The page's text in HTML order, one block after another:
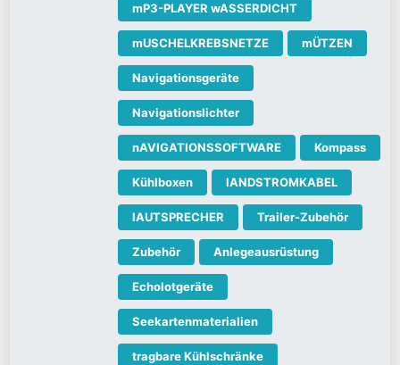
mP3-PLAYER wASSERDICHT
mUSCHELKREBSNETZE mÜTZEN
Navigationsgeräte
Navigationslichter
nAVIGATIONSSOFTWARE Kompass
Kühlboxen lANDSTROMKABEL
lAUTSPRECHER Trailer-Zubehör
Zubehör Anlegeausrüstung
Echolotgeräte
Seekartenmaterialien
tragbare Kühlschränke